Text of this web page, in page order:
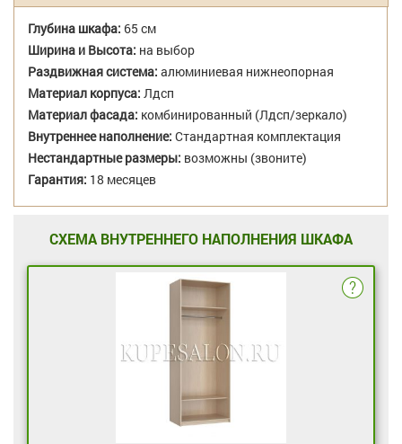
Глубина шкафа: 65 см
Ширина и Высота: на выбор
Раздвижная система: алюминиевая нижнеопорная
Материал корпуса: Лдсп
Материал фасада: комбинированный (Лдсп/зеркало)
Внутреннее наполнение: Стандартная комплектация
Нестандартные размеры: возможны (звоните)
Гарантия: 18 месяцев
СХЕМА ВНУТРЕННЕГО НАПОЛНЕНИЯ ШКАФА